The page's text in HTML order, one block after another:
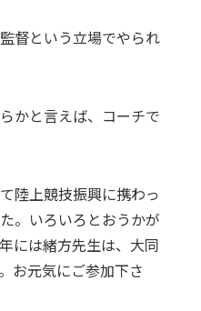
督という立場でやられ
かと言えば、コーチで
陸上競技振興に携わっ
。いろいろとおうかが
には緒方先生は、大同
お元気にご参加下さ